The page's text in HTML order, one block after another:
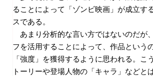
ることによって「ゾンビ映画」が成立す
スである。
あまり分析的な言い方ではないのだが
フを活用することによって、作品という
「強度」を獲得するように思われる。こ
トーリーや登場人物の「キャラ」などと